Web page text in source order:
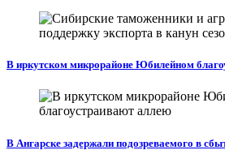
В иркутском микрорайоне Юбилейном
В Ангарске задержали подозреваемого в